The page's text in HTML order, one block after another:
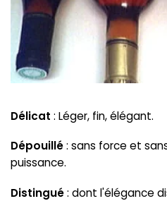
Délicat : Léger, fin, élégant.
Dépouillé: sans force et
puissance.
Distingué: dont l'élégance